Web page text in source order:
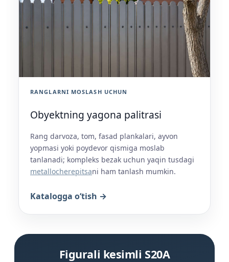
RANGLARNI MOSLASH UCHUN
Obyektning yagona palitrasi
Rang darvoza, tom, fasad plankalari, ayvon
yopmasi yoki poydevor qismiga moslab
tanlanadi; kompleks bezak uchun yaqin tusdagi
metallocherepitsani ham tanlash mumkin.
Katalogga o‘tish →
Figurali kesimli S20A